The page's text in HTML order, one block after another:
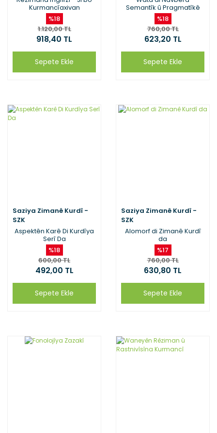
Kurmancîaxivan
%18
1.120,00 TL
918,40 TL
Sepete Ekle
Semantîk û Pragmatîkê
da
%18
760,00 TL
623,20 TL
Sepete Ekle
Saziya Zimanê Kurdî -
SZK
Aspektên Karê Di Kurdîya
Serî Da
%18
600,00 TL
492,00 TL
Sepete Ekle
Saziya Zimanê Kurdî -
SZK
Alomorf di Zimanê Kurdî
da
%17
760,00 TL
630,80 TL
Sepete Ekle